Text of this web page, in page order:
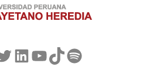
LinkedIn YouTube TikTok Spotify